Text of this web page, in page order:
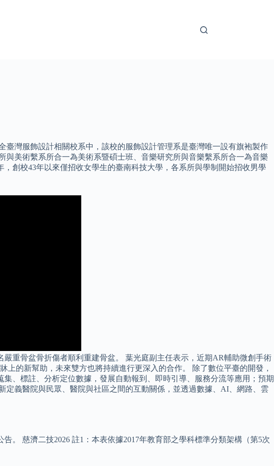
灣服飾設計相關校系中，該校的服飾設計管理系是臺灣唯一設有旗袍製作
美術繫系所合一為美術系暨碩士班、音樂研究所與音樂繫系所合一為音樂
創校43年以來僅招收女學生的臺南科技大學，各系所與學制開始招收男學
重骨盆骨折傷者順利重建骨盆。 葉光庭副主任表示，近期AR輔助微創手術
的新幫助，未來雙方也將持續進行更深入的合作。 除了數位平臺的開發，
、標註、分析定位數據，發展自動報到、即時引導、服務分流等應用；預期
義醫院與民眾、醫院與社區之間的互動關係，並透過數據、AI、網路、雲
。 慈濟二技2026 註1：本表依據2017年教育部之學科標準分類架構（第5次